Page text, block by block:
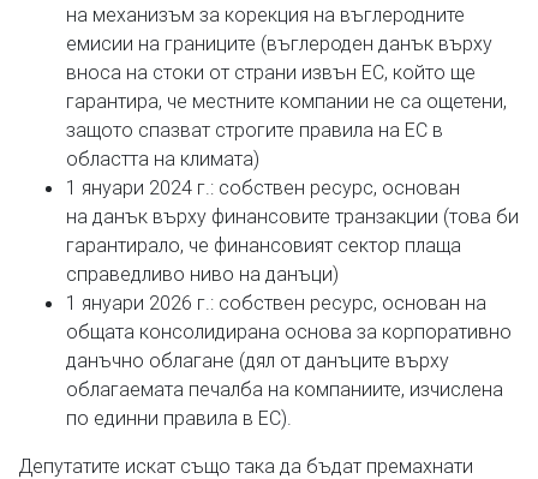
на механизъм за корекция на въглеродните
емисии на границите (въглероден данък върху
вноса на стоки от страни извън ЕС, който ще
гарантира, че местните компании не са ощетени,
защото спазват строгите правила на ЕС в
областта на климата)
1 януари 2024 г.: собствен ресурс, основан
на данък върху финансовите транзакции (това би
гарантирало, че финансовият сектор плаща
справедливо ниво на данъци)
1 януари 2026 г.: собствен ресурс, основан на
общата консолидирана основа за корпоративно
данъчно облагане (дял от данъците върху
облагаемата печалба на компаниите, изчислена
по единни правила в ЕС).
Депутатите искат също така да бъдат премахнати